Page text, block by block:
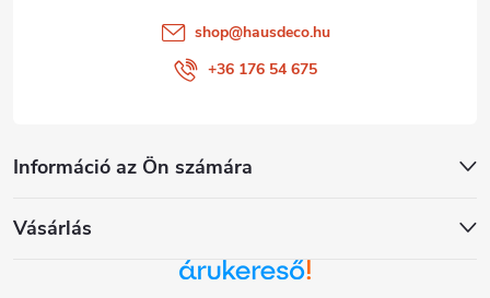
Információ az Ön számára
Vásárlás
shop@hausdeco.hu
+36 176 54 675